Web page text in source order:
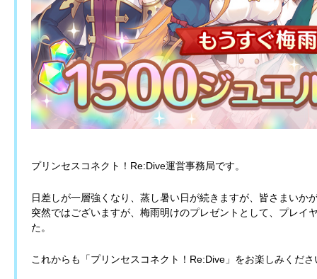
プリンセスコネクト！Re:Dive運営事務局です。
日差しが一層強くなり、蒸し暑い日が続きますが、皆さまいか
突然ではございますが、梅雨明けのプレゼントとして、プレイ
た。
これからも「プリンセスコネクト！Re:Dive」をお楽しみくださ